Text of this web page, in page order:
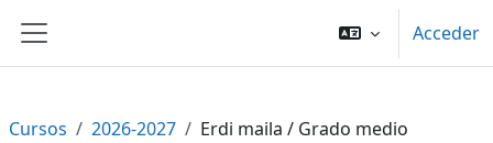
Panel lateral
Acceder
Cursos 2026-2027 Erdi maila / Grado medio